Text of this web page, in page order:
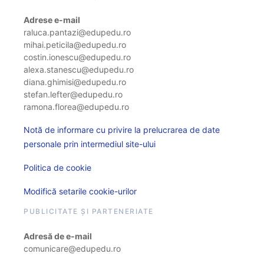
Adrese e-mail
raluca.pantazi@edupedu.ro
mihai.peticila@edupedu.ro
costin.ionescu@edupedu.ro
alexa.stanescu@edupedu.ro
diana.ghimisi@edupedu.ro
stefan.lefter@edupedu.ro
ramona.florea@edupedu.ro
Notă de informare cu privire la prelucrarea de date
personale prin intermediul site-ului
Politica de cookie
Modifică setarile cookie-urilor
PUBLICITATE ȘI PARTENERIATE
Adresă de e-mail
comunicare@edupedu.ro